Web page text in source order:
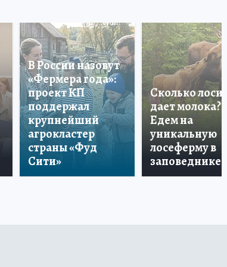
В России назовут
«Фермера года»:
проект КП
поддержал
крупнейший
агрокластер
страны «Фуд
Сити»
Сколько лосиха
дает молока?
Едем на
уникальную
лосеферму в
заповеднике!